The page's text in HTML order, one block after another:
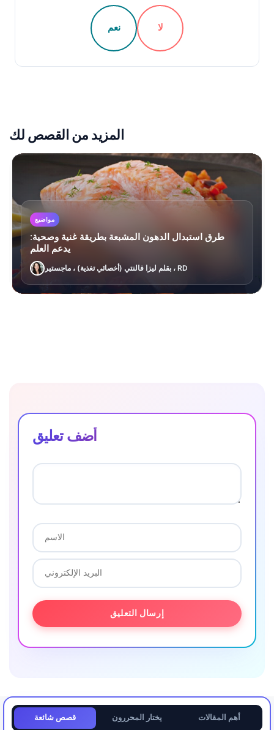
نعم لا
المزيد من القصص لك
مواضيع
طرق استبدال الدهون المشبعة بطريقة غنية وصحية:
يدعم العلم
بقلم ليزا فالنتي (أخصائي تغذية) ، ماجستير ، RD
أضف تعليق
قصص شائعة يختار المحررون أهم المقالات